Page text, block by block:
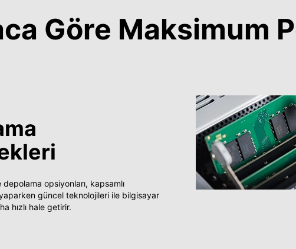
Göre Maksimum
opsiyonları, kapsamlı
güncel teknolojileri ile bilgisayar
hızlı hale getirir.